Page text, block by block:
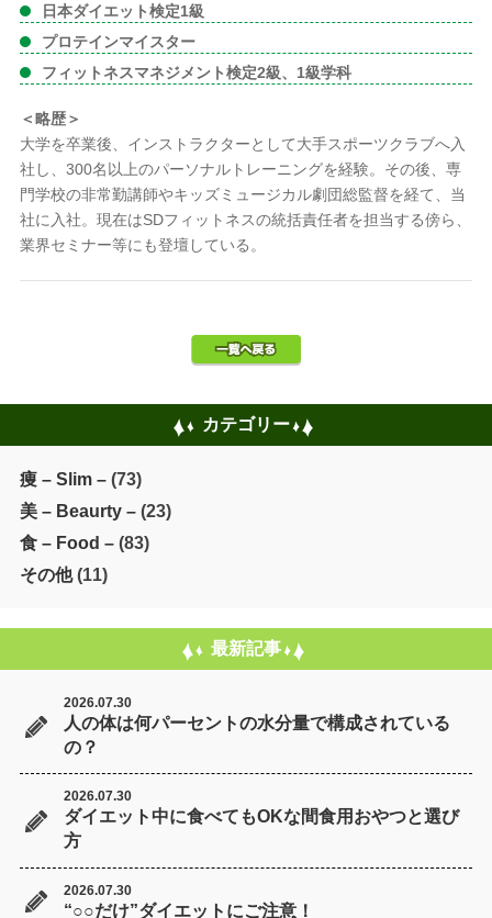
日本ダイエット検定1級
プロテインマイスター
フィットネスマネジメント検定2級、1級学科
＜略歴＞
大学を卒業後、インストラクターとして大手スポーツクラブへ入
社し、300名以上のパーソナルトレーニングを経験。その後、専
門学校の非常勤講師やキッズミュージカル劇団総監督を経て、当
社に入社。現在はSDフィットネスの統括責任者を担当する傍ら、
業界セミナー等にも登壇している。
カテゴリー
痩 – Slim –(73)
美 – Beaurty –(23)
食 – Food –(83)
その他(11)
最新記事
2026.07.30
人の体は何パーセントの水分量で構成されている
の？
2026.07.30
ダイエット中に食べてもOKな間食用おやつと選び
方
2026.07.30
“○○だけ”ダイエットにご注意！